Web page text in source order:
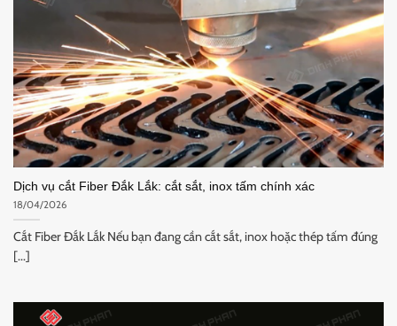
Dịch vụ cắt Fiber Đắk Lắk: cắt sắt, inox tấm chính xác
18/04/2026
Cắt Fiber Đắk Lắk Nếu bạn đang cần cắt sắt, inox hoặc thép tấm đúng
[...]